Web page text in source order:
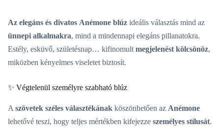
Az elegáns és divatos Anémone blúz ideális választás mind az
ünnepi alkalmakra, mind a mindennapi elegáns pillanatokra.
Estély, esküvő, születésnap… kifinomult megjelenést kölcsönöz,
miközben kényelmes viseletet biztosít.
✨ Végtelenül személyre szabható blúz
A szövetek széles választékának köszönhetően az Anémone
lehetővé teszi, hogy teljes mértékben kifejezze személyes stílusát.